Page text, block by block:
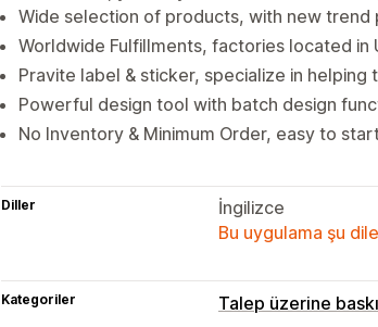
Wide selection of products, with new
Worldwide Fulfillments, factories located in
Pravite label & sticker, specialize in helping
Powerful design tool with batch design
No Inventory & Minimum Order, easy to
Diller
İngilizce
Bu uygulama şu
Kategoriler Talep üzerine